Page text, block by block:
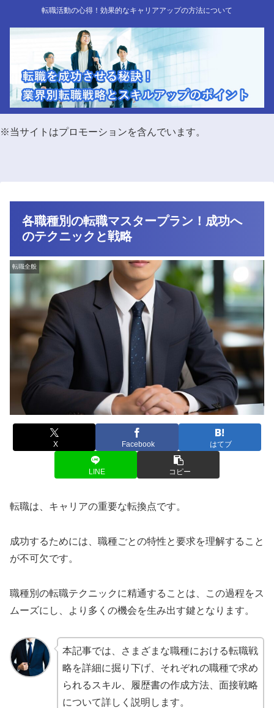
転職活動の心得！効果的なキャリアアップの方法について
※当サイトはプロモーションを含んでいます。
各職種別の転職マスタープラン！成功へ
のテクニックと戦略
転職全般
X Facebook はてブ
LINE コピー
転職は、キャリアの重要な転換点です。
成功するためには、職種ごとの特性と要求を理解すること
が不可欠です。
職種別の転職テクニックに精通することは、この過程をス
ムーズにし、より多くの機会を生み出す鍵となります。
本記事では、さまざまな職種における転職戦
略を詳細に掘り下げ、それぞれの職種で求め
られるスキル、履歴書の作成方法、面接戦略
について詳しく説明します。